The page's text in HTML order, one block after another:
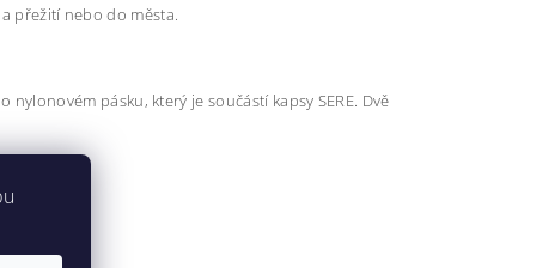
přežití nebo do města.
pásku, který je součástí kapsy SERE. Dvě